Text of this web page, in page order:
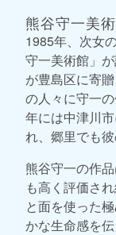
熊谷守一美
1985年、次女
守一美術館」
が豊島区に寄
の人々に守一
年には中津川
れ、郷里でも
熊谷守一の作
も高く評価さ
と面を使った
かな生命感を伝